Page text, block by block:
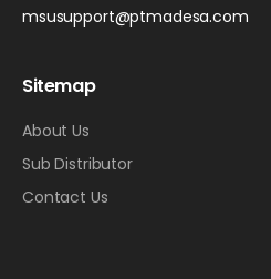
msusupport@ptmadesa.com
Sitemap
About Us
Sub Distributor
Contact Us